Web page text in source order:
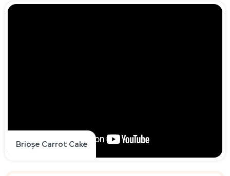
Brioșe Carrot Cake